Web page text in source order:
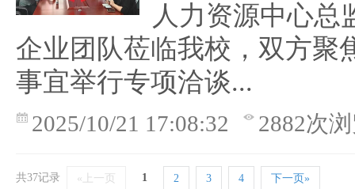
人力资源中心总
企业团队莅临我校，双方聚
事宜举行专项洽谈...
2025/10/21 17:08:32 2882次
共37记录 «上一页 1 2 3 4 下一页»